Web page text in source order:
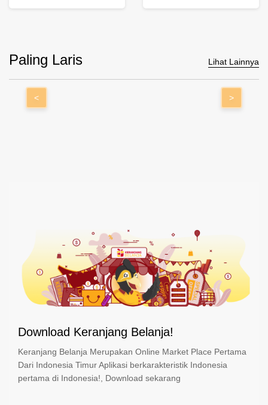
Paling Laris Lihat Lainnya
< >
Download Keranjang Belanja!
Keranjang Belanja Merupakan Online Market Place Pertama
Dari Indonesia Timur Aplikasi berkarakteristik Indonesia
pertama di Indonesia!, Download sekarang